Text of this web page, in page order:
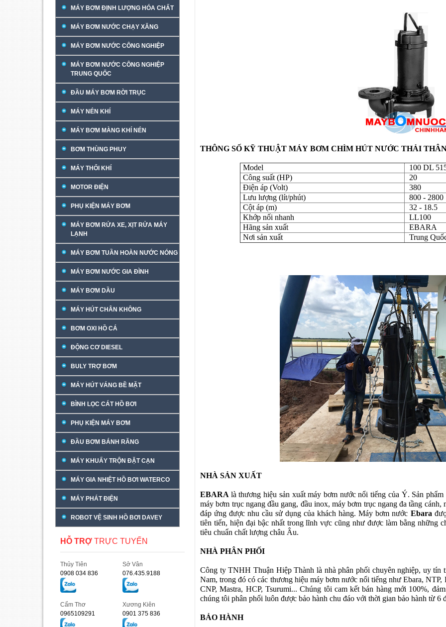
MÁY BƠM ĐỊNH LƯỢNG HÓA CHẤT
MÁY BƠM NƯỚC CHẠY XĂNG
MÁY BƠM NƯỚC CÔNG NGHIỆP
MÁY BƠM NƯỚC CÔNG NGHIỆP
TRUNG QUỐC
ĐẦU MÁY BƠM RỜI TRỤC
MÁY NÉN KHÍ
MÁY BƠM MÀNG KHÍ NÉN
BƠM THÙNG PHUY
MÁY THỔI KHÍ
MOTOR ĐIỆN
PHỤ KIỆN MÁY BƠM
MÁY BƠM RỬA XE, XỊT RỬA MÁY
LẠNH
MÁY BƠM TUẦN HOÀN NƯỚC NÓNG
MÁY BƠM NƯỚC GIA ĐÌNH
MÁY BƠM DẦU
MÁY HÚT CHÂN KHÔNG
BƠM OXI HỒ CÁ
ĐỘNG CƠ DIESEL
BULY TRỢ BƠM
MÁY HÚT VÁNG BỀ MẶT
BÌNH LỌC CÁT HỒ BƠI
PHỤ KIỆN MÁY BƠM
ĐẦU BƠM BÁNH RĂNG
MÁY KHUẤY TRỘN ĐẶT CẠN
MÁY GIA NHIỆT HỒ BƠI WATERCO
MÁY PHÁT ĐIỆN
ROBOT VỆ SINH HỒ BƠI DAVEY
HỖ TRỢ TRỰC TUYẾN
Thủy Tiên
0908 034 836
Sở Vân
076.435.9188
Cẩm Thơ
0965109291
Xương Kiên
0901 375 836
THÔNG SỐ KỸ THUẬT MÁY BƠM CHÌM HÚT NƯỚC THẢI THÂN
Model
100 DL
Công suất (HP)
20
Điện áp (Volt)
380
Lưu lượng (lít/phút)
800 - 2800
Cột áp (m)
32 - 18.5
Khớp nối nhanh
LL100
Hãng sản xuất
EBARA
Nơi sản xuất
Trung
NHÀ SẢN XUẤT
EBARA là thương hiệu sản xuất máy bơm nước nổi tiếng của Ý. Sản
máy bơm trục ngang đầu gang, đầu inox, máy bơm trục ngang đa tầng
đáp ứng được nhu cầu sử dụng của khách hàng. Máy bơm nước Ebara
tiên tiến, hiện đại bậc nhất trong lĩnh vực cũng như được làm bằng những
tiêu chuẩn chất lượng châu Âu.
NHÀ PHÂN PHỐI
Công ty TNHH Thuận Hiệp Thành là nhà phân phối chuyên nghiệp, uy
Nam, trong đó có các thương hiệu máy bơm nước nổi tiếng như Ebara, NTP,
CNP, Mastra, HCP, Tsurumi... Chúng tôi cam kết bán hàng mới 100%,
chúng tôi phân phối luôn được bảo hành chu đáo với thời gian bảo hành từ 6
BẢO HÀNH